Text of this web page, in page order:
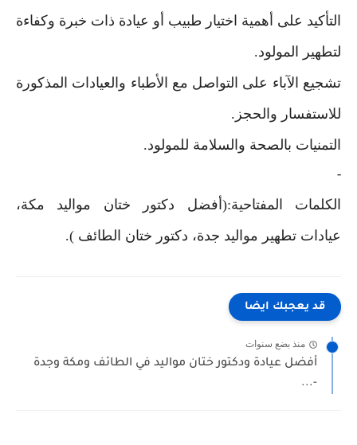
التأكيد على أهمية اختيار طبيب أو عيادة ذات خبرة وكفاءة
لتطهير المولود.
تشجيع الآباء على التواصل مع الأطباء والعيادات المذكورة
للاستفسار والحجز.
التمنيات بالصحة والسلامة للمولود.
-
الكلمات المفتاحية:(أفضل دكتور ختان مواليد مكة،
عيادات تطهير مواليد جدة، دكتور ختان الطائف ).
قد يعجبك ايضا
منذ بضع سنوات
أفضل عيادة ودكتور ختان مواليد في الطائف ومكة وجدة
-...